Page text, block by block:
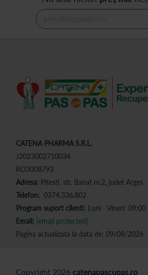
CATENA PHARMA S.R.L.
J2023002710034
RO3008793
Adresa: Pitesti, str. Banat nr.2, judet Arges
Telefon: 0374.336.802
Program suport clienti: Luni - Vineri:
Email: [email protected]
Pagina actualizata la data de: 09/08/2026
Copyright 2026 catenapascupas.ro